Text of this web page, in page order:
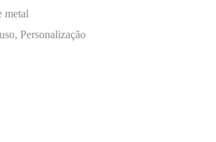
metal
Personalização